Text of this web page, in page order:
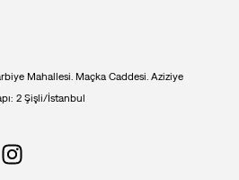
Mahallesi. Maçka Caddesi. Aziziye
2 Şişli/İstanbul